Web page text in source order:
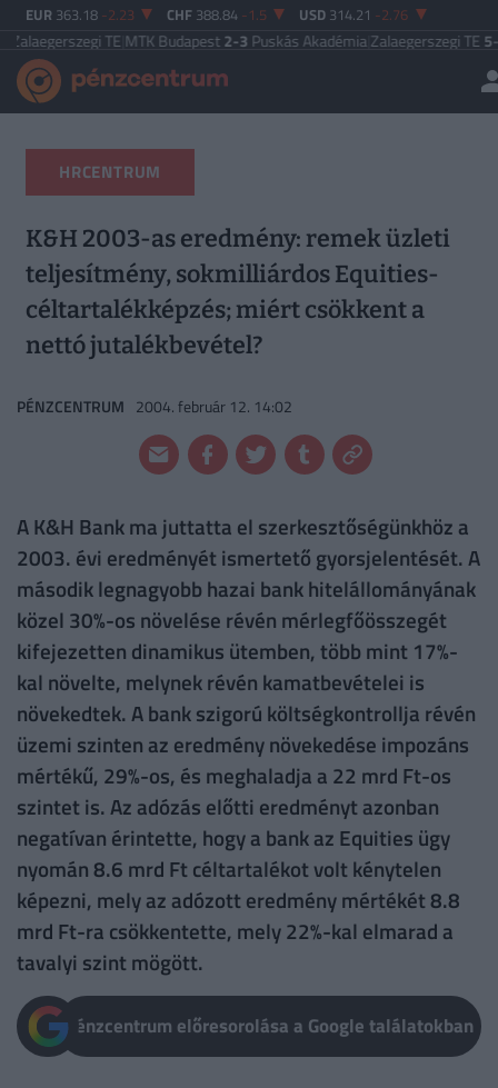
EUR 363.18 -2.23 CHF 388.84 -1.5 USD 314.21 -2.76
TE|MTK Budapest2-3Puskás Akadémia|Zalaegerszegi TE5-2Paksi FC|
HRCENTRUM
K&H 2003-as eredmény: remek üzleti
teljesítmény, sokmilliárdos Equities-
céltartalékképzés; miért csökkent a
nettó jutalékbevétel?
PÉNZCENTRUM 2004. február 12. 14:02
A K&H Bank ma juttatta el szerkesztőségünkhöz a
2003. évi eredményét ismertető gyorsjelentését. A
második legnagyobb hazai bank hitelállományának
közel 30%-os növelése révén mérlegfőösszegét
kifejezetten dinamikus ütemben, több mint 17%-
kal növelte, melynek révén kamatbevételei is
növekedtek. A bank szigorú költségkontrollja révén
üzemi szinten az eredmény növekedése impozáns
mértékű, 29%-os, és meghaladja a 22 mrd Ft-os
szintet is. Az adózás előtti eredményt azonban
negatívan érintette, hogy a bank az Equities ügy
nyomán 8.6 mrd Ft céltartalékot volt kénytelen
képezni, mely az adózott eredmény mértékét 8.8
mrd Ft-ra csökkentette, mely 22%-kal elmarad a
tavalyi szint mögött.
Pénzcentrum előresorolása a Google találatokban